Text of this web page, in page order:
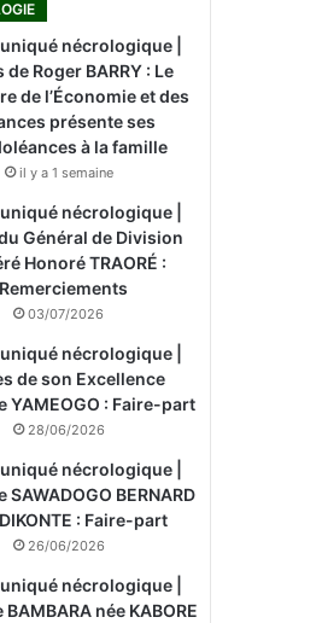
nécrologique |
de Roger BARRY : Le
de l’Économie et des
présente ses
à la famille
il y a 1 semaine
nécrologique |
Général de Division
Honoré TRAORÉ :
Remerciements
03/07/2026
nécrologique |
de son Excellence
YAMEOGO : Faire-part
28/06/2026
nécrologique |
SAWADOGO BERNARD
: Faire-part
26/06/2026
nécrologique |
BAMBARA née KABORE